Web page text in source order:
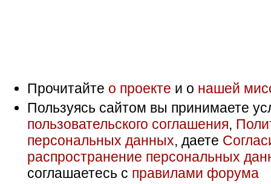
Прочитайте о проекте и о нашей
Пользуясь сайтом вы принимаете
пользовательского соглашения,
персональных данных, даете
распространение персональных
соглашаетесь с правилами форума